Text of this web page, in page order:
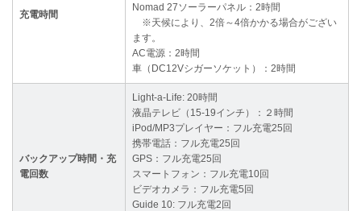
充電時間
Nomad 27ソーラーパネル：2時間
※天候により、2倍～4倍かかる場合がござい
ます。
AC電源：2時間
車（DC12Vシガーソケット）：2時間
バックアップ時間・充
電回数
Light-a-Life: 20時間
液晶テレビ（15-19インチ）：２時間
iPod/MP3プレイヤー：フル充電25回
携帯電話：フル充電25回
GPS：フル充電25回
スマートフォン：フル充電10回
ビデオカメラ：フル充電5回
Guide 10: フル充電2回